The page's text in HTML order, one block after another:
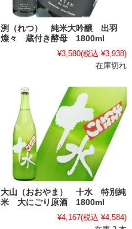
洌（れつ） 純米大吟醸 出羽
燦々 蔵付き酵母 1800ml
¥3,580(税込 ¥3,938)
在庫切れ
大山（おおやま） 十水 特別純
米 大にごり原酒 1800ml
¥4,167(税込 ¥4,584)